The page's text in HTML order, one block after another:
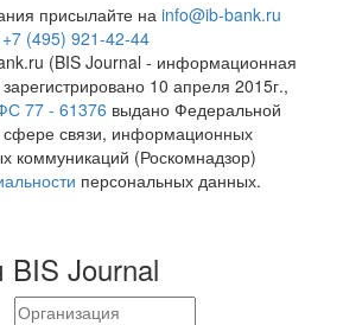
присылайте на info@ib-bank.ru
+7 (495) 921-42-44
(BIS Journal - информационная
10 апреля 2015г.,
77 - 61376 выдано Федеральной
сфере связи, информационных
коммуникаций (Роскомнадзор)
персональных данных.
BIS Journal